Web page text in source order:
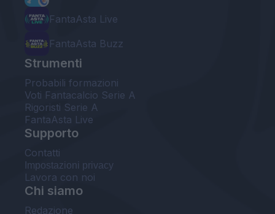
FantaAsta Live
FantaAsta Buzz
Strumenti
Probabili formazioni
Voti Fantacalcio Serie A
Rigoristi Serie A
FantaAsta Live
Supporto
Contatti
Impostazioni privacy
Lavora con noi
Chi siamo
Redazione